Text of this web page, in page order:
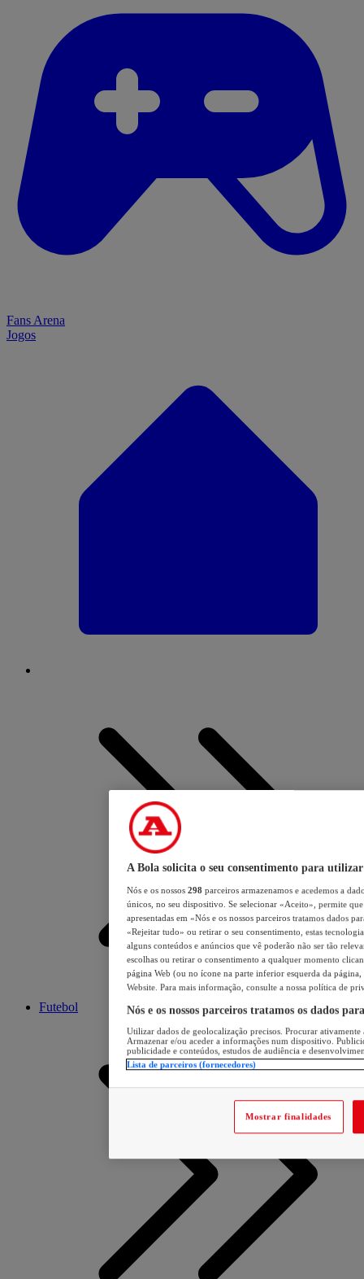
Fans Arena
Jogos
Futebol
A Bola solicita o seu consentimento para utilizar
Nós e os nossos 298 parceiros armazenamos e acedemos a
únicos, no seu dispositivo. Se selecionar «Aceito», permite
apresentadas em «Nós e os nossos parceiros tratamos dados
«Rejeitar tudo» ou retirar o seu consentimento, estas
alguns conteúdos e anúncios que vê poderão não ser tão
escolhas ou retirar o consentimento a qualquer momento
página Web (ou no ícone na parte inferior esquerda da página,
Website. Para mais informação, consulte a nossa política de
Nós e os nossos parceiros tratamos os dados
Utilizar dados de geolocalização precisos. Procurar
Armazenar e/ou aceder a informações num dispositivo.
publicidade e conteúdos, estudos de audiência e
Lista de parceiros (fornecedores)
Mostrar finalidades